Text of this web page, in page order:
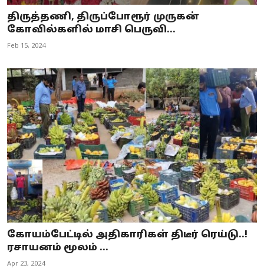
திருத்தணி, திருப்போரூர் முருகன்
கோவில்களில் மாசி பெருவி...
Feb 15, 2024
கோயம்பேட்டில் அதிகாரிகள் திடீர் ரெய்டு..!
ரசாயனம் மூலம் ...
Apr 23, 2024